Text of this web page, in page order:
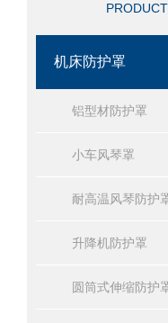
机床防护罩
铝型材防护罩
小车风琴罩
耐高温风琴防护
升降机防护罩
圆筒式伸缩防护